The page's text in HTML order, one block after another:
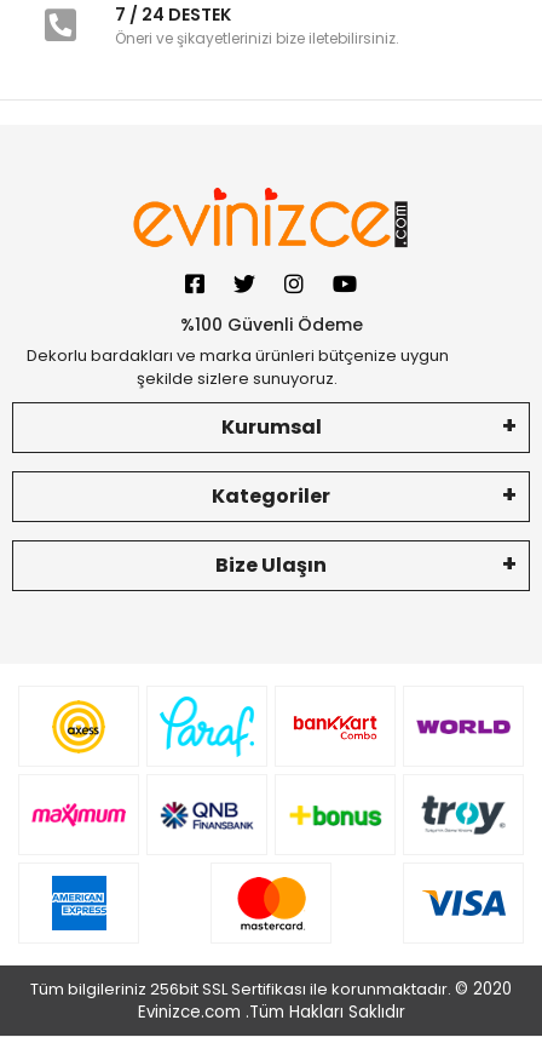
7 / 24 DESTEK
Öneri ve şikayetlerinizi bize iletebilirsiniz.
%100 Güvenli Ödeme
Dekorlu bardakları ve marka ürünleri bütçenize uygun
şekilde sizlere sunuyoruz.
Kurumsal
Kategoriler
Bize Ulaşın
Tüm bilgileriniz 256bit SSL Sertifikası ile korunmaktadır. © 2020
Evinizce.com .Tüm Hakları Saklıdır